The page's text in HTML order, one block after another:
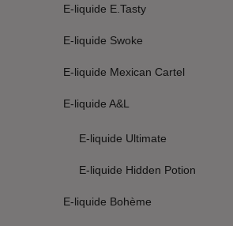
E-liquide E.Tasty
E-liquide Swoke
E-liquide Mexican Cartel
E-liquide A&L
E-liquide Ultimate
E-liquide Hidden Potion
E-liquide Bohème